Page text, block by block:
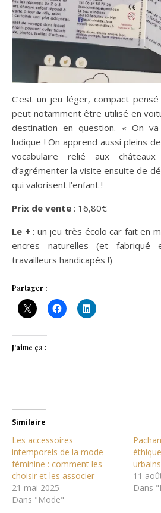
C’est un jeu léger, compact
peut notamment être utilisé en
destination en question. « On
ludique ! On apprend aussi pleins
vocabulaire relié aux
d’agrémenter la visite ensuite de
qui valorisent l’enfant !
Prix de vente : 16,80€
Le + : un jeu très écolo car fait en
encres naturelles (et fabriqué
travailleurs handicapés !)
Partager :
J’aime ça :
Similaire
Les accessoires
intemporels de la mode
féminine : comment les
choisir et les associer
21 mai 2025
Dans "Mode"
urbains
11
Dans